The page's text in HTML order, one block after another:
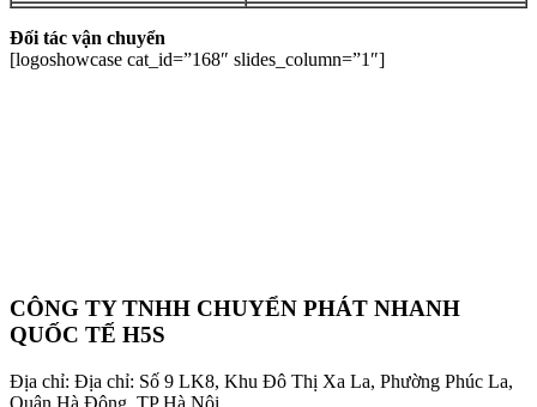
Đối tác vận chuyển
[logoshowcase cat_id=”168″ slides_column=”1″]
CÔNG TY TNHH CHUYỂN PHÁT NHANH
QUỐC TẾ H5S
Địa chỉ: Địa chỉ: Số 9 LK8, Khu Đô Thị Xa La, Phường Phúc La,
Quận Hà Đông, TP Hà Nội